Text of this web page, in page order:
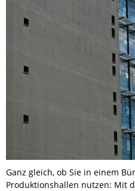
Ganz gleich, ob Sie in einem
Produktionshallen nutzen: Mit